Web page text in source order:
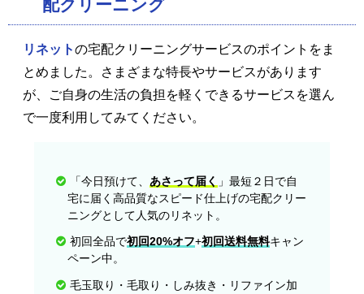
配クリーニング
リネットの宅配クリーニングサービスのポイントをま
とめました。さまざまな特長やサービスがあります
が、ご自身の生活の負担を軽くできるサービスを選ん
で一度利用してみてください。
「今日預けて、 あさって届く 」最短２日で自
宅に届く高品質なスピード仕上げの宅配クリー
ニングとして人気のリネット。
初回全品で初回20%オフ+初回送料無料キャン
ペーン中。
毛玉取り・毛取り・しみ抜き・リファイン加